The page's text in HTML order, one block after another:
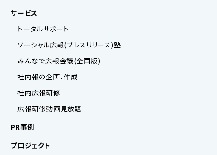
サービス
トータルサポート
ソーシャル広報(プレスリリース)塾
みんなで広報会議(全国版)
社内報の企画、作成
社内広報研修
広報研修動画見放題
PR事例
プロジェクト